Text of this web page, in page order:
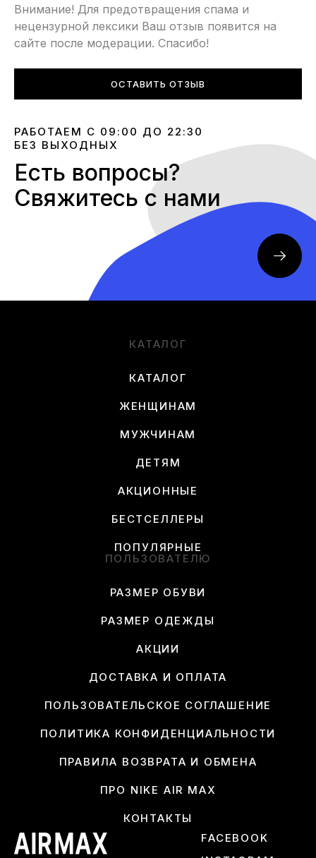
Внимание! Для предотвращения спама и
нецензурной лексики Ваш отзыв появится на
сайте после модерации. Спасибо!
ОСТАВИТЬ ОТЗЫВ
РАБОТАЕМ С 09:00 ДО 22:30
БЕЗ ВЫХОДНЫХ
Есть вопросы?
Свяжитесь с нами
КАТАЛОГ
КАТАЛОГ
ЖЕНЩИНАМ
МУЖЧИНАМ
ДЕТЯМ
АКЦИОННЫЕ
БЕСТСЕЛЛЕРЫ
ПОПУЛЯРНЫЕ
ПОЛЬЗОВАТЕЛЮ
РАЗМЕР ОБУВИ
РАЗМЕР ОДЕЖДЫ
АКЦИИ
ДОСТАВКА И ОПЛАТА
ПОЛЬЗОВАТЕЛЬСКОЕ СОГЛАШЕНИЕ
ПОЛИТИКА КОНФИДЕНЦИАЛЬНОСТИ
ПРАВИЛА ВОЗВРАТА И ОБМЕНА
ПРО NIKE AIR MAX
КОНТАКТЫ
FACEBOOK